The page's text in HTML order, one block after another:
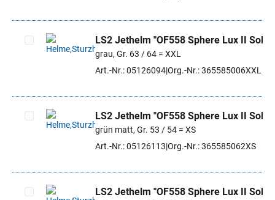
Artikel auswählen
LS2 Jethelm "OF558 Sphere Lux II Solid"
grau, Gr. 63 / 64 = XXL
Art.-Nr.: 05126094Org.-Nr.: 365585006XXL
Artikel auswählen
LS2 Jethelm "OF558 Sphere Lux II Solid"
grün matt, Gr. 53 / 54 = XS
Art.-Nr.: 05126113 Org.-Nr.: 365585062XS
LS2 Jethelm "OF558 Sphere Lux II Solid"